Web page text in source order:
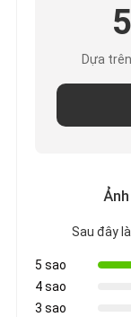
Dựa
Sau đây
5 sao
4 sao
3 sao